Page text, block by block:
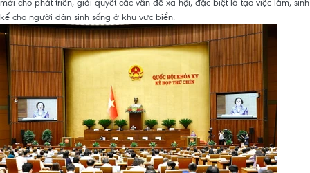
kế cho người dân sinh sống ở khu vực biển.